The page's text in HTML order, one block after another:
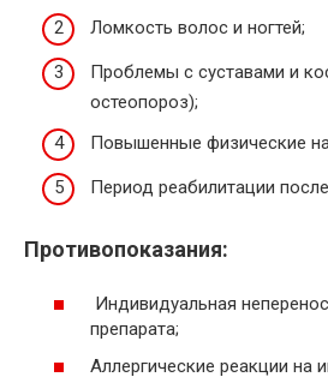
Ломкость волос и ногтей;
Проблемы с суставами и
остеопороз);
Повышенные физические
Период реабилитации
Противопоказания:
Индивидуальная
препарата;
Аллергические реакции на